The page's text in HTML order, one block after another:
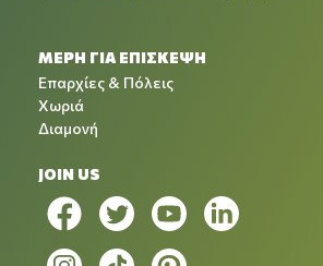
ΜΕΡΗ ΓΙΑ ΕΠΙΣΚΕΨΗ
Επαρχίες & Πόλεις
Χωριά
Διαμονή
JOIN US